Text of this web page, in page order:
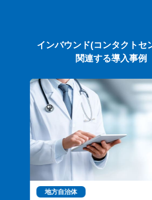
インバウンド(コンタクトセ
関連する導入事例
地方自治体